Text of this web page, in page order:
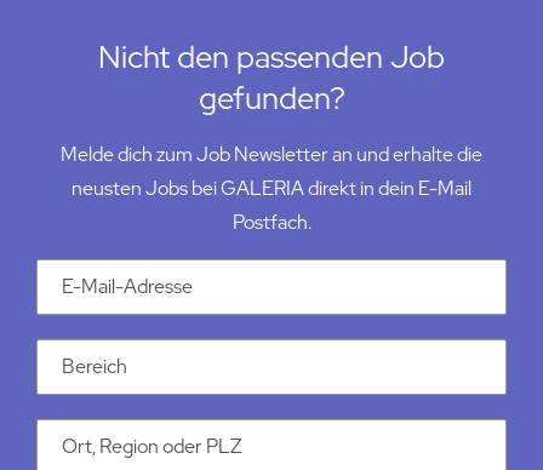
Nicht den passenden Job
gefunden?
Melde dich zum Job Newsletter an und erhalte die
neusten Jobs bei GALERIA direkt in dein E-Mail
Postfach.
Email Addresse
Kategorie
Ort